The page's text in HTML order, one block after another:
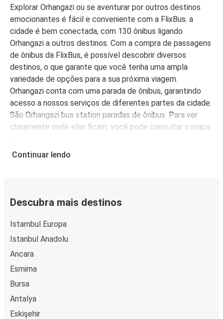
Explorar Orhangazi ou se aventurar por outros destinos
emocionantes é fácil e conveniente com a FlixBus. a
cidade é bem conectada, com 130 ônibus ligando
Orhangazi a outros destinos. Com a compra de passagens
de ônibus da FlixBus, é possível descobrir diversos
destinos, o que garante que você tenha uma ampla
variedade de opções para a sua próxima viagem.
Orhangazi conta com uma parada de ônibus, garantindo
acesso a nossos serviços de diferentes partes da cidade.
São Orhangazi bus station paradas de ônibus. Para ver
claramente onde elas ficam, você pode consultar o mapa
ônibus.
R$ 58,99, dependendo da cidade de origem.
Continuar lendo
Descubra mais destinos
Istambul Europa
Istanbul Anadolu
Ancara
Esmirna
Bursa
Antalya
Eskişehir